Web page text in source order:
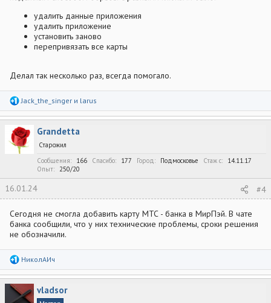
удалить данные приложения
удалить приложение
установить заново
перепривязать все карты
Делал так несколько раз, всегда помогало.
Р
а
к
ц
и
и
Jack_the_singer и larus
Grandetta
Старожил
Сообщения
166 Спасибо 177 Город Подмосковье Стаж c
14.11.17
Опыт
250/20
16.01.24 #4
Сегодня не смогла добавить карту МТС - банка в МирПэй. В чате
банка сообщили, что у них технические проблемы, сроки решения
не обозначили.
Р
а
к
ц
и
НиколАИч
vladsor